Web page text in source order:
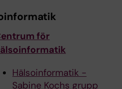
för
Hälsoinformatik -
Sabine Kochs grupp